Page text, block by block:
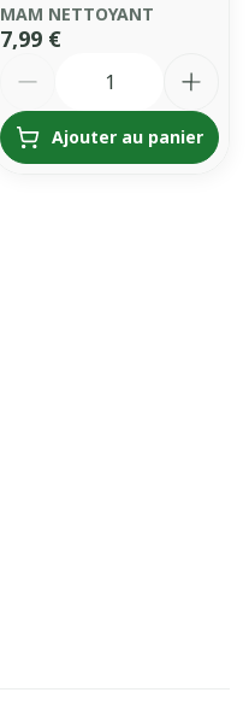
MAM NETTOYANT
7,99 €
Ajouter au panier